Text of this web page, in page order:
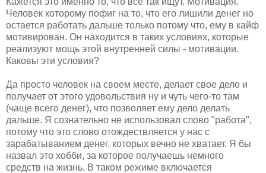
Человек которому пофиг на то, что его лишили денег но
остается работать дальше только потому что, ему в кайф
мотивирован. Он находится в таких условиях, которые
реализуют мощь этой внутренней силы - мотивации.
Каковы эти условия?
Да просто человек на своем месте, делает свое дело и
получает от этого удовольствия ну и чуть чего-то там
(чаще всего денег), что позволяет ему дело делать
дальше. Я сознательно не использовал слово "работа",
потому что это слово отождествляется у нас с
зарабатыванием денег, которых вечно не хватает. Я бы
назвал это хобби, за которое получаешь немного
средств на жизнь. В таком режиме включается